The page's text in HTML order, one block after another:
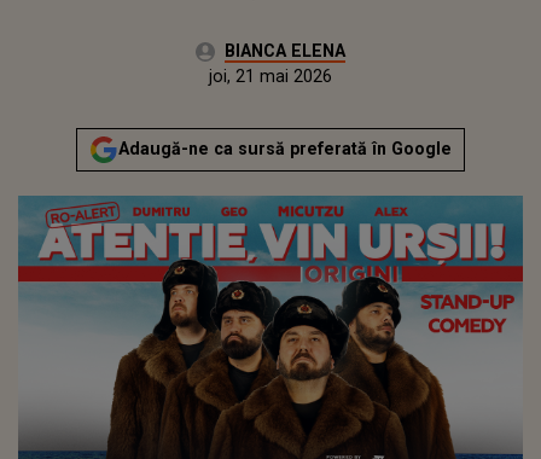
Autor:BIANCA ELENA
Publicat:
joi, 21 mai 2026
Adaugă-ne ca sursă preferată în Google